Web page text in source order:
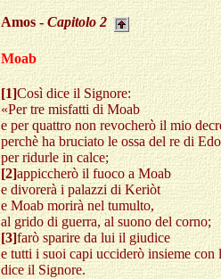
Amos - Capitolo 2
Moab
[1]Così dice il Signore:
«Per tre misfatti di Moab
e per quattro non revocherò il mio
perchè ha bruciato le ossa del re di
per ridurle in calce;
[2]appiccherò il fuoco a Moab
e divorerà i palazzi di Keriòt
e Moab morirà nel tumulto,
al grido di guerra, al suono del corno;
[3]farò sparire da lui il giudice
e tutti i suoi capi ucciderò insieme con
dice il Signore.